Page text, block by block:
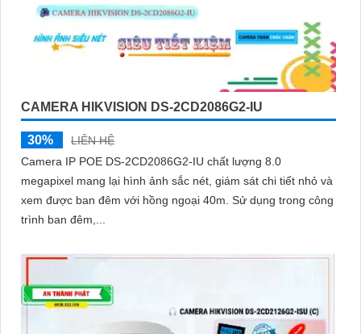
CAMERA HIKVISION DS-2CD2086G2-IU
30%
LIÊN HỆ
Camera IP POE DS-2CD2086G2-IU chất lượng 8.0
megapixel mang lại hình ảnh sắc nét, giám sát chi tiết nhỏ và
xem được ban đêm với hồng ngoại 40m. Sử dụng trong công
trình ban đêm,...